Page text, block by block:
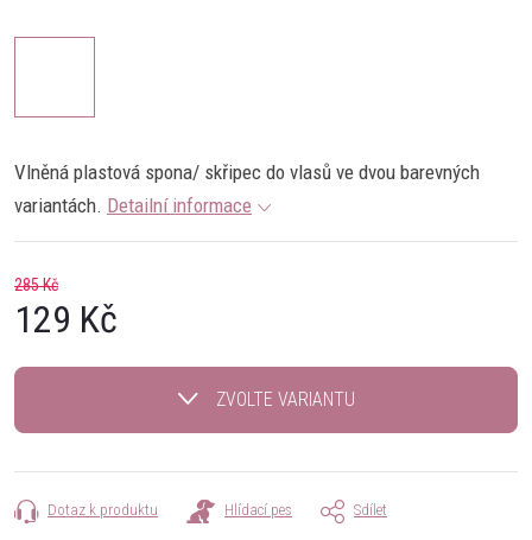
Vlněná plastová spona/ skřipec do vlasů ve dvou barevných
variantách. Detailní informace
285 Kč
129 Kč
cena:
ZVOLTE VARIANTU
Dotaz k produktu Hlídací pes Sdílet